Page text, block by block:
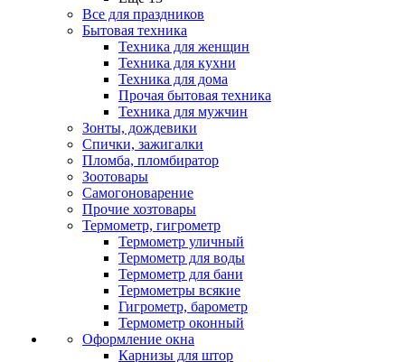
Все для праздников
Бытовая техника
Техника для женщин
Техника для кухни
Техника для дома
Прочая бытовая техника
Техника для мужчин
Зонты, дождевики
Спички, зажигалки
Пломба, пломбиратор
Зоотовары
Самогоноварение
Прочие хозтовары
Термометр, гигрометр
Термометр уличный
Термометр для воды
Термометр для бани
Термометры всякие
Гигрометр, барометр
Термометр оконный
Оформление окна
Карнизы для штор